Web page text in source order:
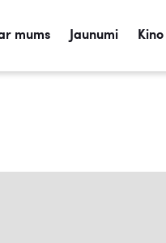
mums Jaunumi